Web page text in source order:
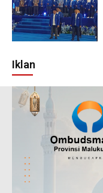
Iklan